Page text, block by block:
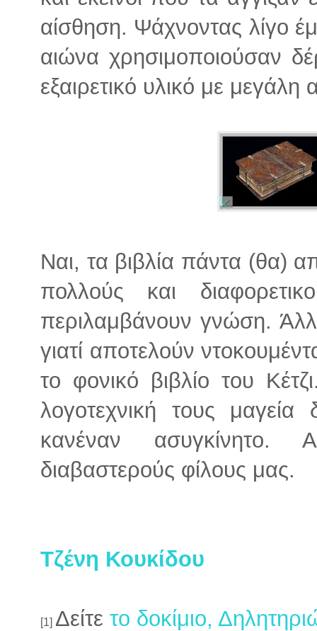
αίσθηση. Ψάχνοντας λίγο
αιώνα χρησιμοποιούσαν
εξαιρετικό υλικό με
Ναι, τα βιβλία πάντα (θα)
πολλούς και
περιλαμβάνουν γνώση.
γιατί αποτελούν
το φονικό βιβλίο του
λογοτεχνική τους
κανέναν ασυγκίνητο.
διαβαστερούς φίλους μας.
Τζένη Κουκίδου
[1] Δείτε το δοκίμιο,